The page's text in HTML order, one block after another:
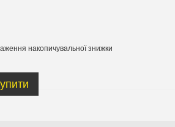
накопичувальної знижки